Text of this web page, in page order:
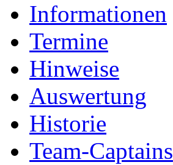
Informationen
Termine
Hinweise
Auswertung
Historie
Team-Captains